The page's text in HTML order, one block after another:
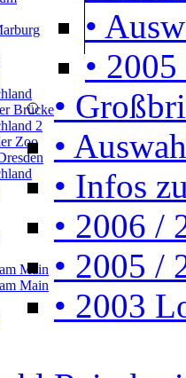
Brücke
2
Zoo
Main
Main
•
•
•
•
• Infos
• 2006 /
• 2005 /
• 2003